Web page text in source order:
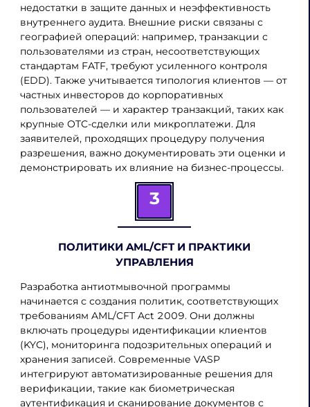
недостатки в защите данных и неэффективность
внутреннего аудита. Внешние риски связаны с
географией операций: например, транзакции с
пользователями из стран, несоответствующих
стандартам FATF, требуют усиленного контроля
(EDD). Также учитывается типология клиентов — от
частных инвесторов до корпоративных
пользователей — и характер транзакций, таких как
крупные OTC-сделки или микроплатежи. Для
заявителей, проходящих процедуру получения
разрешения, важно документировать эти оценки и
демонстрировать их влияние на бизнес-процессы.
3
ПОЛИТИКИ AML/CFT И ПРАКТИКИ
УПРАВЛЕНИЯ
Разработка антиотмывочной программы
начинается с создания политик, соответствующих
требованиям AML/CFT Act 2009. Они должны
включать процедуры идентификации клиентов
(KYC), мониторинга подозрительных операций и
хранения записей. Современные VASP
интегрируют автоматизированные решения для
верификации, такие как биометрическая
аутентификация и сканирование документов с